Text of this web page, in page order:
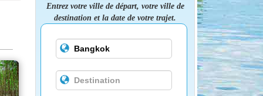
Entrez votre ville de départ, votre ville de
destination et la date de votre trajet.